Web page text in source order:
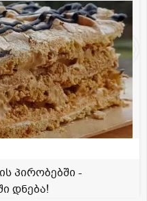
პირობებში -
დნება!